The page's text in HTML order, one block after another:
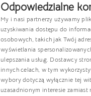
Odpowiedzialne
My i nasi partnerzy używamy
uzyskiwania dostępu do
osobowych, takich jak Twój
wyświetlania
ulepszania usług. Dostawcy
innych celach, w tym
wybory dotyczą wyłącznie tej
uzasadnionym interesie zamiast